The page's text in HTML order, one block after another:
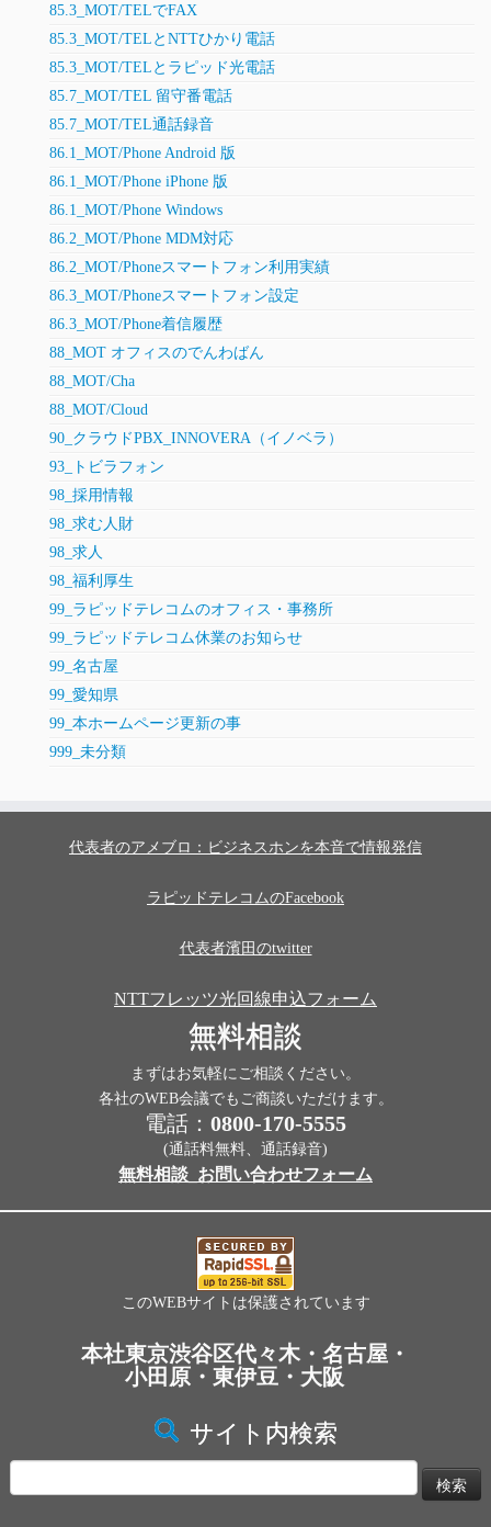
85.3_MOT/TELでFAX
85.3_MOT/TELとNTTひかり電話
85.3_MOT/TELとラピッド光電話
85.7_MOT/TEL 留守番電話
85.7_MOT/TEL通話録音
86.1_MOT/Phone Android 版
86.1_MOT/Phone iPhone 版
86.1_MOT/Phone Windows
86.2_MOT/Phone MDM対応
86.2_MOT/Phoneスマートフォン利用実績
86.3_MOT/Phoneスマートフォン設定
86.3_MOT/Phone着信履歴
88_MOT オフィスのでんわばん
88_MOT/Cha
88_MOT/Cloud
90_クラウドPBX_INNOVERA（イノベラ）
93_トビラフォン
98_採用情報
98_求む人財
98_求人
98_福利厚生
99_ラピッドテレコムのオフィス・事務所
99_ラピッドテレコム休業のお知らせ
99_名古屋
99_愛知県
99_本ホームページ更新の事
999_未分類
代表者のアメブロ：ビジネスホンを本音で情報発信
ラピッドテレコムのFacebook
代表者濱田のtwitter
NTTフレッツ光回線申込フォーム
無料相談
まずはお気軽にご相談ください。
各社のWEB会議でもご商談いただけます。
電話： 0800-170-5555
(通話料無料、通話録音)
無料相談_お問い合わせフォーム
このWEBサイトは保護されています
本社東京渋谷区代々木・名古屋・
小田原・東伊豆・大阪
サイト内検索
索: